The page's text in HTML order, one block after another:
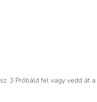
3 Próbáld fel vagy vedd át